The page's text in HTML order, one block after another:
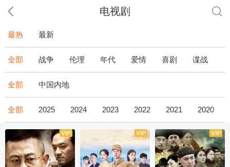
电视剧
最热 最新
全部 战争 伦理 年代 爱情 喜剧 谍战
全部 中国内地
全部 2025 2024 2023 2022 2021 2020
全43集 全36集 全34集